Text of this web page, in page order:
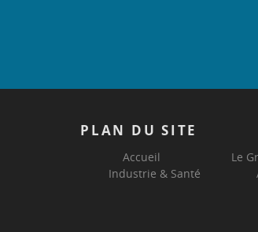
PLAN DU SITE
Accueil Le
Industrie & Santé